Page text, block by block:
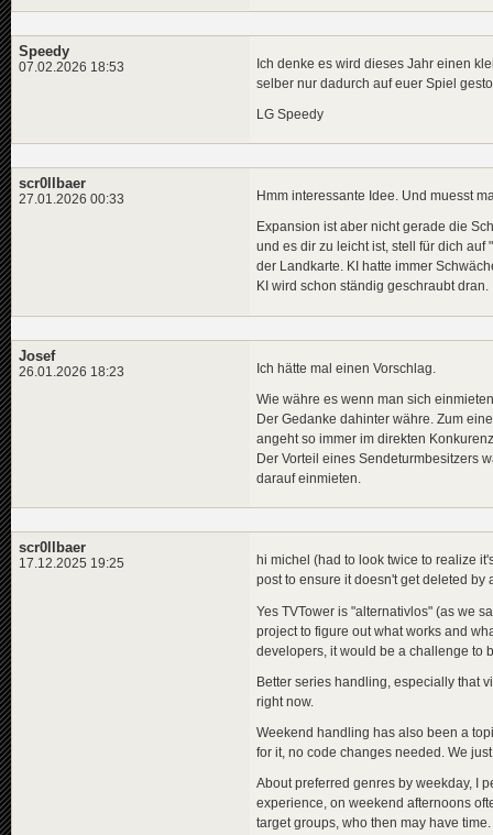
Speedy
07.02.2026 18:53
Ich denke es wird dieses Jahr einen
selber nur dadurch auf euer Spiel
LG Speedy
scr0llbaer
27.01.2026 00:33 Hmm interessante Idee. Und muesst
Expansion ist aber nicht gerade die
und es dir zu leicht ist, stell für dich
der Landkarte. KI hatte immer
KI wird schon ständig geschraubt dran.
Josef
26.01.2026 18:23 Ich hätte mal einen Vorschlag.
Wie währe es wenn man sich
Der Gedanke dahinter währe. Zum
angeht so immer im direkten
Der Vorteil eines Sendeturmbesitzers
darauf einmieten.
scr0llbaer
17.12.2025 19:25
hi michel (had to look twice to realize
post to ensure it doesn't get deleted by
Yes TVTower is "alternativlos" (as we
project to figure out what works and
developers, it would be a challenge to
Better series handling, especially that
right now.
Weekend handling has also been a
for it, no code changes needed. We
About preferred genres by weekday, I
experience, on weekend afternoons
target groups, who then may have